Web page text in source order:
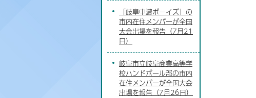
「岐阜中濃ボーイズ」の
市内在住メンバーが全国
大会出場を報告（7月21
日）
岐阜市立岐阜商業高等学
校ハンドボール部の市内
在住メンバーが全国大会
出場を報告（7月26日）